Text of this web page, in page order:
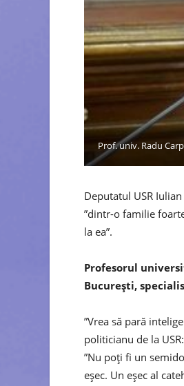
Prof. univ. Radu Carp
Deputatul USR
”dintr-o familie
la ea”.
Profesorul
București,
”Vrea să pară
politicianu de la
”Nu poți fi un
eșec. Un eșec al